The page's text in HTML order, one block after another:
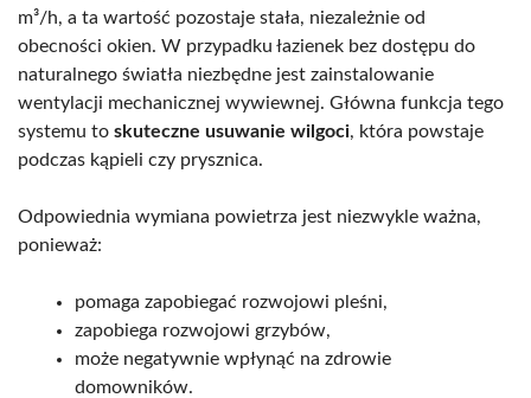
m³/h, a ta wartość pozostaje stała, niezależnie od
obecności okien. W przypadku łazienek bez dostępu do
naturalnego światła niezbędne jest zainstalowanie
wentylacji mechanicznej wywiewnej. Główna funkcja tego
systemu to skuteczne usuwanie wilgoci, która powstaje
podczas kąpieli czy prysznica.
Odpowiednia wymiana powietrza jest niezwykle ważna,
ponieważ:
pomaga zapobiegać rozwojowi pleśni,
zapobiega rozwojowi grzybów,
może negatywnie wpłynąć na zdrowie
domowników.